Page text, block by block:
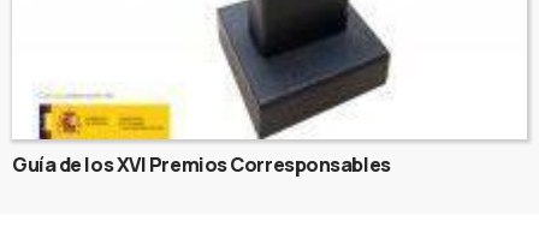
Guía de los XVI Premios Corresponsables